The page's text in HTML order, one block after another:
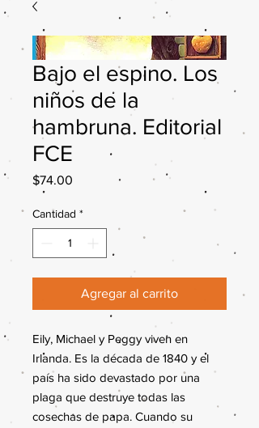
Bajo el espino. Los
niños de la
hambruna. Editorial
FCE
$74.00
Cantidad *
Agregar al carrito
Eily, Michael y Peggy viven en
Irlanda. Es la década de 1840 y el
país ha sido devastado por una
plaga que destruye todas las
cosechas de papa. Cuando su